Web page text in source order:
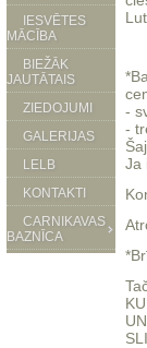
IESVĒTES
MĀCĪBA
BIEŽĀK
JAUTĀTAIS
ZIEDOJUMI
GALERIJAS
LELB
KONTAKTI
CARNIKAVAS
BAZNĪCA
-
-
Ja